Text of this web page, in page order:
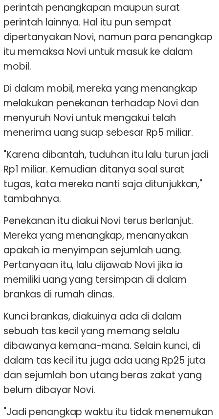
perintah penangkapan maupun surat
perintah lainnya. Hal itu pun sempat
dipertanyakan Novi, namun para penangkap
itu memaksa Novi untuk masuk ke dalam
mobil.
Di dalam mobil, mereka yang menangkap
melakukan penekanan terhadap Novi dan
menyuruh Novi untuk mengakui telah
menerima uang suap sebesar Rp5 miliar.
"Karena dibantah, tuduhan itu lalu turun jadi
Rp1 miliar. Kemudian ditanya soal surat
tugas, kata mereka nanti saja ditunjukkan,"
tambahnya.
Penekanan itu diakui Novi terus berlanjut.
Mereka yang menangkap, menanyakan
apakah ia menyimpan sejumlah uang.
Pertanyaan itu, lalu dijawab Novi jika ia
memiliki uang yang tersimpan di dalam
brankas di rumah dinas.
Kunci brankas, diakuinya ada di dalam
sebuah tas kecil yang memang selalu
dibawanya kemana-mana. Selain kunci, di
dalam tas kecil itu juga ada uang Rp25 juta
dan sejumlah bon utang beras zakat yang
belum dibayar Novi.
"Jadi penangkap waktu itu tidak menemukan